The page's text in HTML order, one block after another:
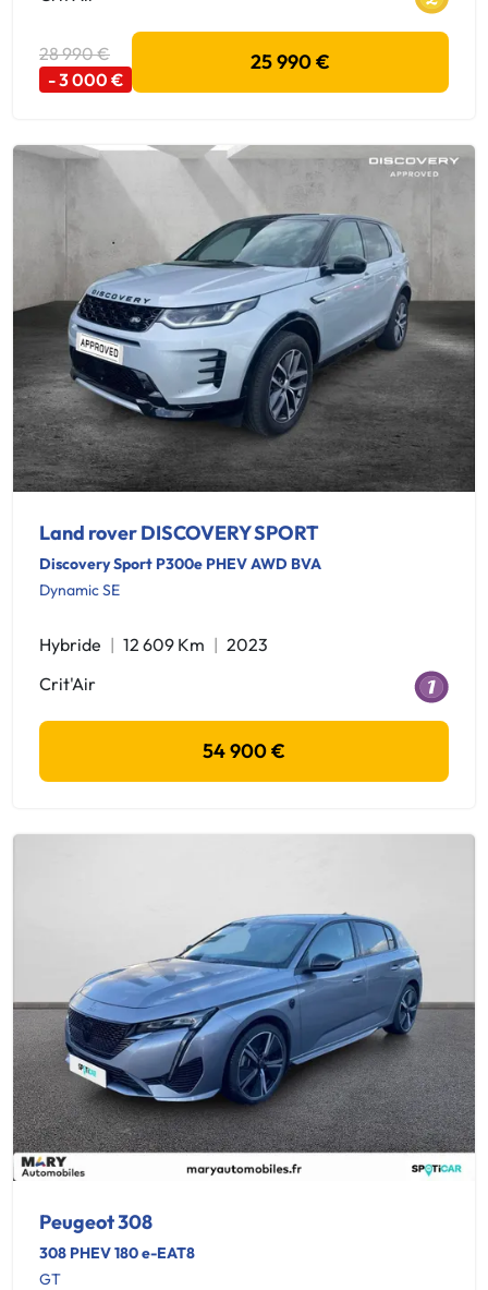
28 990 €
- 3 000 €
25 990 €
Land rover DISCOVERY SPORT
Discovery Sport P300e PHEV AWD BVA
Dynamic SE
Hybride 12 609 Km
2023
Crit'Air
54 900 €
Peugeot 308
308 PHEV 180 e-EAT8
GT